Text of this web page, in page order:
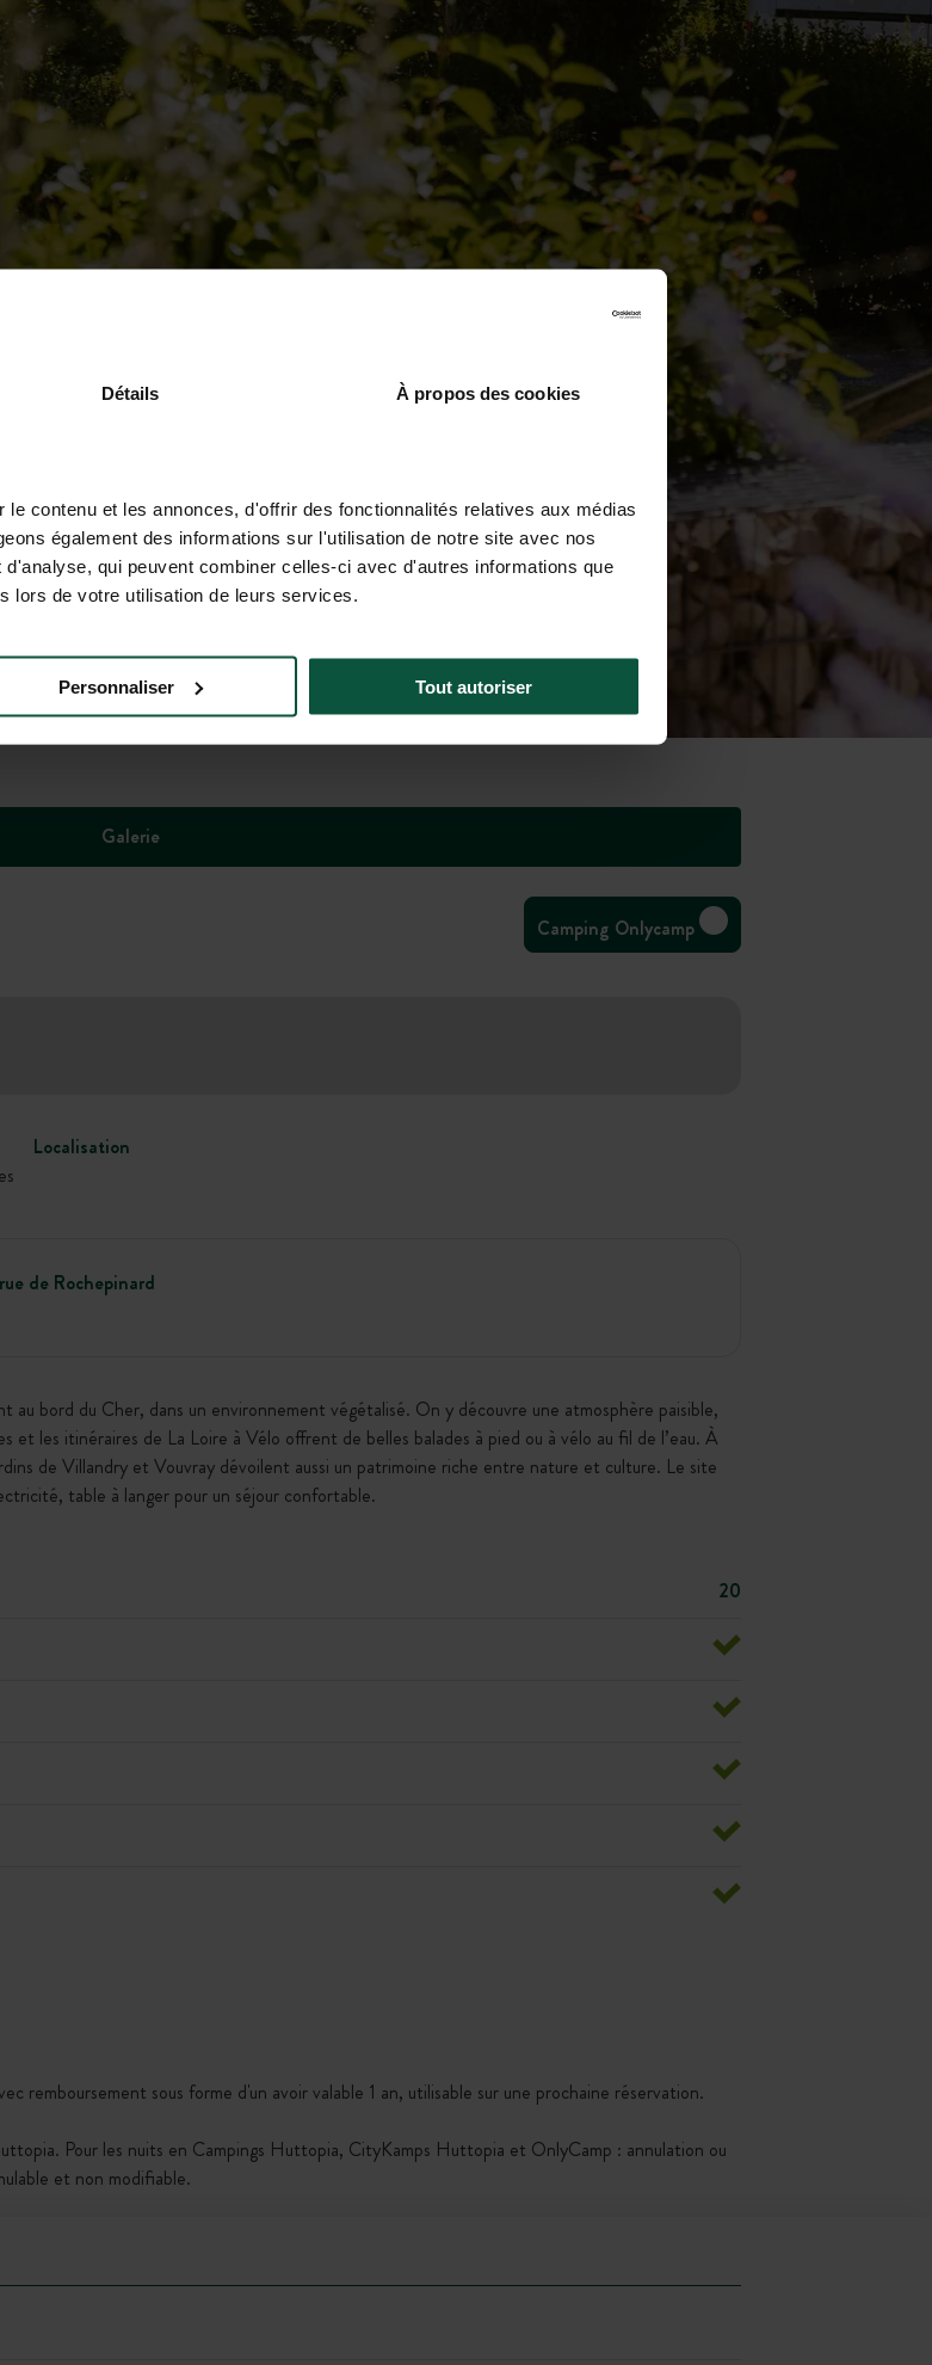
Détails À propos des cookies
contenu et les annonces, d'offrir des fonctionnalités relatives aux médias
également des informations sur l'utilisation de notre site avec nos
qui peuvent combiner celles-ci avec d'autres informations que
lors de votre utilisation de leurs services.
Personnaliser Tout autoriser
Galerie
Camping Onlycamp
Localisation
de Rochepinard
au bord du Cher, dans un environnement végétalisé. On y découvre une atmosphère paisible,
les itinéraires de La Loire à Vélo offrent de belles balades à pied ou à vélo au fil de l’eau. À
de Villandry et Vouvray dévoilent aussi un patrimoine riche entre nature et culture. Le site
table à langer pour un séjour confortable.
20
remboursement sous forme d'un avoir valable 1 an, utilisable sur une prochaine réservation.
Pour les nuits en Campings Huttopia, CityKamps Huttopia et OnlyCamp : annulation ou
et non modifiable.